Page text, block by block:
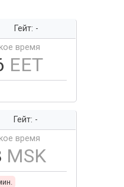
Гейт: -
время
EET
Гейт: -
время
MSK